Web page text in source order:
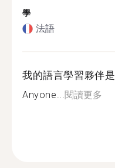
學
法語
我的語言學習夥伴是
Anyone...閱讀更多